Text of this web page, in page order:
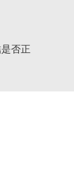
否正